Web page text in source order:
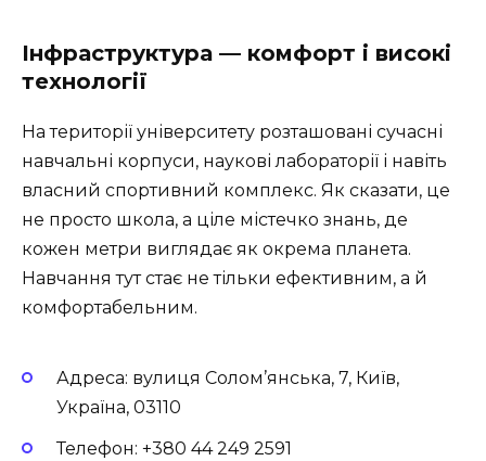
Інфраструктура — комфорт і високі
технології
На території університету розташовані сучасні
навчальні корпуси, наукові лабораторії і навіть
власний спортивний комплекс. Як сказати, це
не просто школа, а ціле містечко знань, де
кожен метри виглядає як окрема планета.
Навчання тут стає не тільки ефективним, а й
комфортабельним.
Адреса: вулиця Солом’янська, 7, Київ,
Україна, 03110
Телефон: +380 44 249 2591